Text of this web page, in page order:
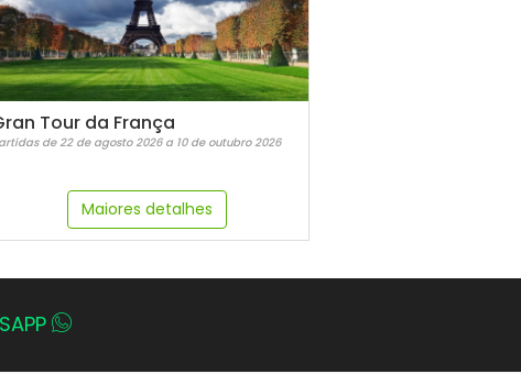
Tour da França
de 22 de agosto 2026 a 10 de outubro 2026
Maiores detalhes